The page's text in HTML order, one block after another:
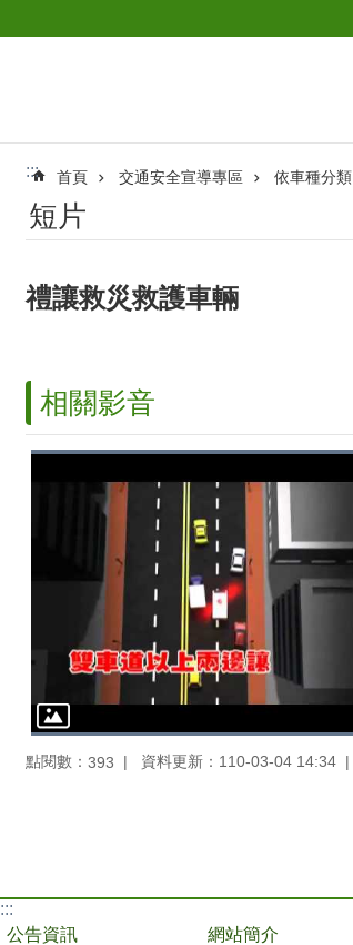
::: 首頁 交通安全宣導專區 依車種分類
短片
禮讓救災救護車輛
相關影音
點閱數： 393 資料更新：110-03-04 14:34
:::
公告資訊
網站簡介